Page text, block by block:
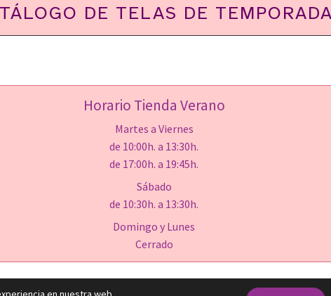
DE TELAS DE TEMPORADA
Horario Tienda Verano
Martes a Viernes
de 10:00h. a 13:30h.
de 17:00h. a 19:45h.
Sábado
de 10:30h. a 13:30h.
Domingo y Lunes
Cerrado
Copyright © 2026 Abuela Lala Moda Infantil